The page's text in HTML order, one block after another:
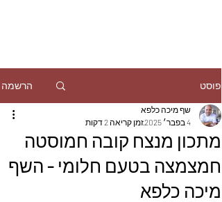
פוסט הרשמה
מתכון מנצח קובה חמוסטה
חמצמצה בטעם חלומי - השף
מיכה כלפא
שף מיכה כלפא
4 בפבר׳ 2025
זמן קריאה 2 דקות